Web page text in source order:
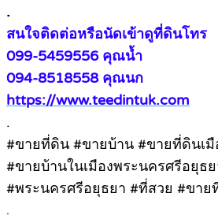
.
สนใจติดต่อหรือนัดเข้าดูที่ดินโทร
099-5459556 คุณน้ำ
094-8518558 คุณนก
https://www.teedintuk.com
.
#ขายที่ดิน #ขายบ้าน #ขายที่ดินเ
#ขายบ้านในเมืองพระนครศรีอยุธ
#พระนครศรีอยุธยา #ที่สวย #ขาย
.